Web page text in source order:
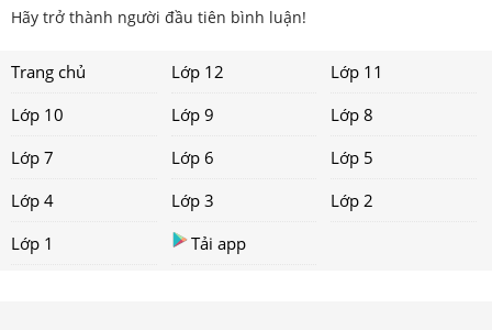
Hãy trở thành người đầu tiên bình luận!
Trang chủ Lớp 12
Lớp 11
Lớp 10
Lớp 9
Lớp 8
Lớp 7
Lớp 6
Lớp 5
Lớp 4
Lớp 3
Lớp 2
Lớp 1
Tải app